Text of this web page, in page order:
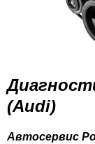
(Audi)
Автосервис